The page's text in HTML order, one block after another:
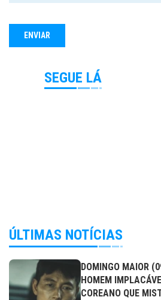
SEGUE LÁ
ÚLTIMAS NOTÍCIAS
DOMINGO MAIOR
HOMEM
COREANO QUE